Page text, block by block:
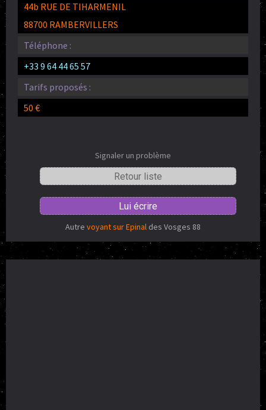
44b RUE DE TIHARMENIL
88700 RAMBERVILLERS
Téléphone :
+33 9 64 44 65 57
Tarifs proposés :
50 €
Signaler un problème
Retour liste
Lui écrire
Autre voyant sur Epinal des Vosges 88